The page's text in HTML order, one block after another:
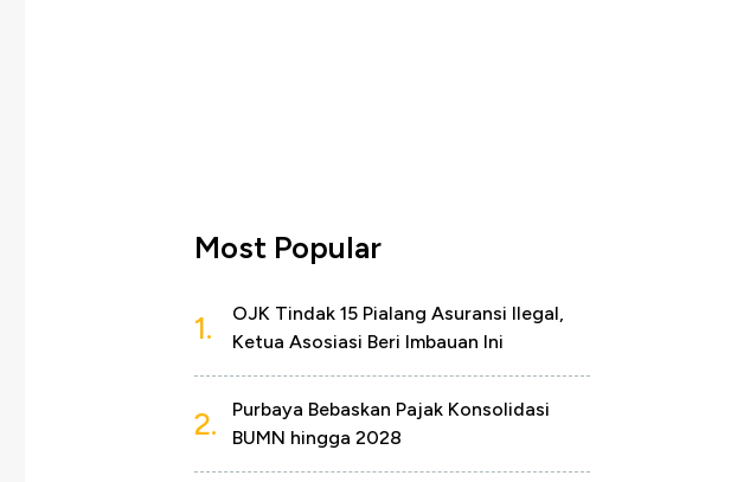
Most Popular
1.
OJK Tindak 15 Pialang Asuransi Ilegal,
Ketua Asosiasi Beri Imbauan Ini
2.
Purbaya Bebaskan Pajak Konsolidasi
BUMN hingga 2028